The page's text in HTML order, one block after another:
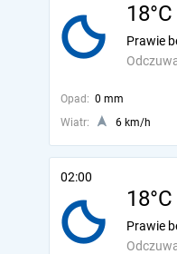
18°C
Prawie
Opad: 0 mm
Wiatr:
6 km/h
02:00
18°C
Prawie